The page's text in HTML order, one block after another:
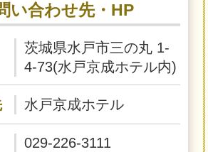
い合わせ先・HP
茨城県水戸市三の丸 1-
4-73(水戸京成ホテル内)
水戸京成ホテル
029-226-3111